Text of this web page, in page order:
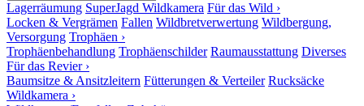
Lagerräumung SuperJagd Wildkamera Für das Wild ›
Locken & Vergrämen Fallen Wildbretverwertung Wildbergung,
Versorgung Trophäen ›
Trophäenbehandlung Trophäenschilder Raumausstattung Diverses
Für das Revier ›
Baumsitze & Ansitzleitern Fütterungen & Verteiler Rucksäcke
Wildkamera ›